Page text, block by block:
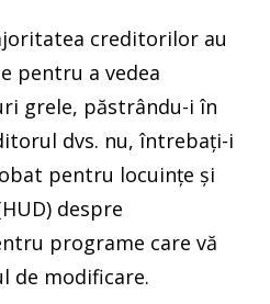
creditorilor au
pentru a vedea
grele, păstrându-i în
dvs. nu, întrebați-i
pentru locuințe și
despre
programe care vă
de modificare.